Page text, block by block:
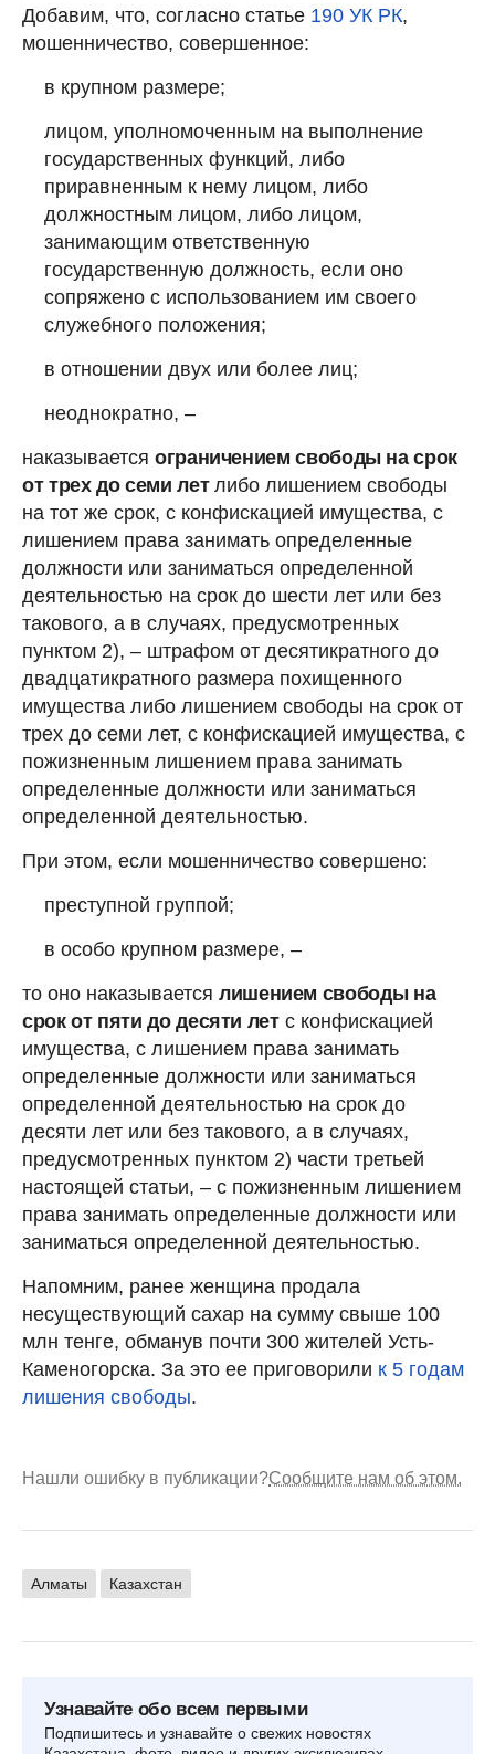
Добавим, что, согласно статье 190 УК РК,
мошенничество, совершенное:
в крупном размере;
лицом, уполномоченным на выполнение
государственных функций, либо
приравненным к нему лицом, либо
должностным лицом, либо лицом,
занимающим ответственную
государственную должность, если оно
сопряжено с использованием им своего
служебного положения;
в отношении двух или более лиц;
неоднократно, –
наказывается ограничением свободы на срок
от трех до семи летлибо лишением свободы
на тот же срок, с конфискацией имущества, с
лишением права занимать определенные
должности или заниматься определенной
деятельностью на срок до шести лет или без
такового, а в случаях, предусмотренных
пунктом 2), – штрафом от десятикратного до
двадцатикратного размера похищенного
имущества либо лишением свободы на срок от
трех до семи лет, с конфискацией имущества, с
пожизненным лишением права занимать
определенные должности или заниматься
определенной деятельностью.
При этом, если мошенничество совершено:
преступной группой;
в особо крупном размере, –
то оно наказывается лишением свободы на
срок от пяти до десяти летс конфискацией
имущества, с лишением права занимать
определенные должности или заниматься
определенной деятельностью на срок до
десяти лет или без такового, а в случаях,
предусмотренных пунктом 2) части третьей
настоящей статьи, – с пожизненным лишением
права занимать определенные должности или
заниматься определенной деятельностью.
Напомним, ранее женщина продала
несуществующий сахар на сумму свыше 100
млн тенге, обманув почти 300 жителей Усть-
Каменогорска. За это ее приговорили к 5 годам
лишения свободы.
Нашли ошибку в публикации?Сообщите нам об этом.
Алматы Казахстан
Узнавайте обо всем первыми
Подпишитесь и узнавайте о свежих новостях